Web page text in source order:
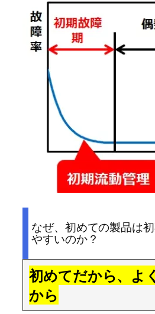
なぜ、初めての製品は
やすいのか？
初めてだから、よ
から